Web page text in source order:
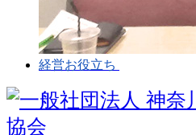
経営お役立ち